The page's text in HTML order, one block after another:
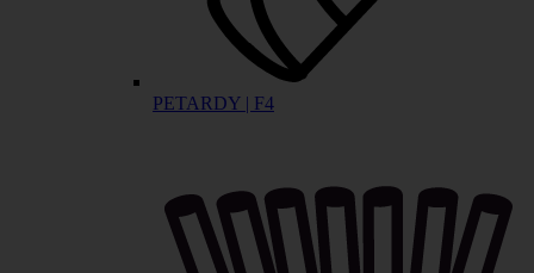
PETARDY | F4